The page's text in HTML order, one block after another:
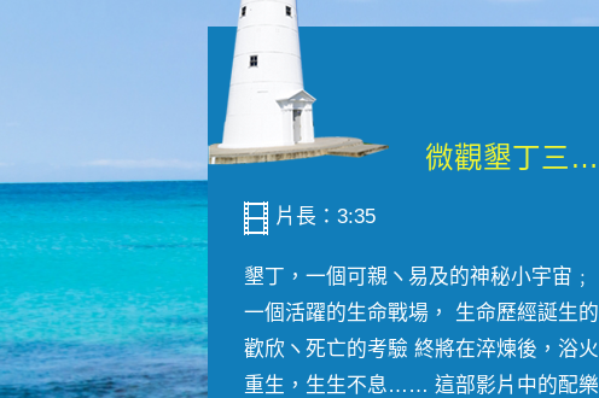
微觀墾丁三部曲 重生....
片長：3:35
墾丁，一個可親ヽ易及的神秘小宇宙﹔
一個活躍的生命戰場， 生命歷經誕生的
歡欣ヽ死亡的考驗 終將在淬煉後，浴火
重生，生生不息…… 這部影片中的配樂